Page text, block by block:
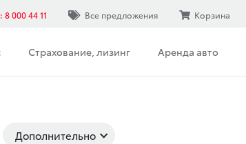
Страхование, лизинг Аренда авто
000 44 11 Все предложения Корзина
Дополнительно